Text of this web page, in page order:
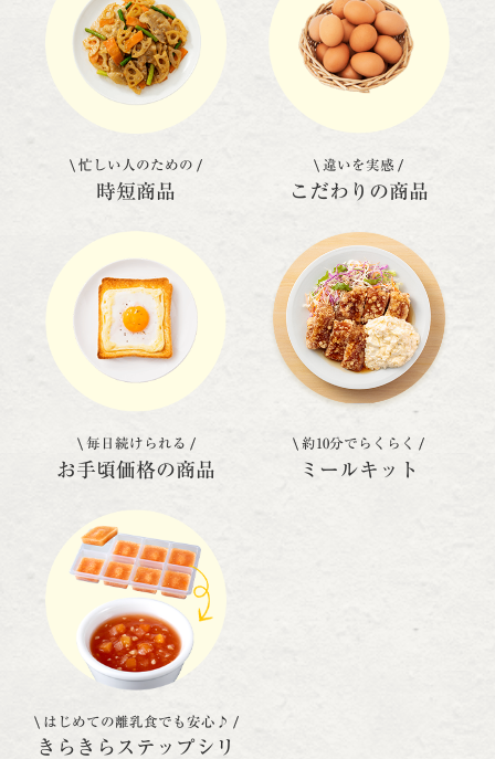
忙しい人のための
時短商品
違いを実感
こだわりの商品
毎日続けられる
お手頃価格の商品
約10分でらくらく
ミールキット
はじめての離乳食でも安心♪
きらきらステップシリ